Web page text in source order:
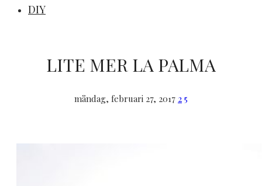
DIY
LITE MER LA PALMA
måndag, februari 27, 2017 2 5